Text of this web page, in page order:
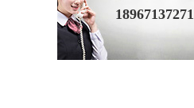
18967137271